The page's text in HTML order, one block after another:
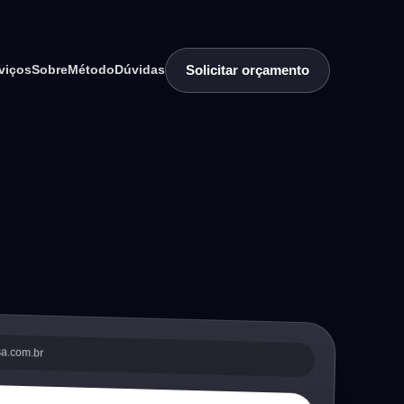
SobreMétodoDúvidas Solicitar orçamento